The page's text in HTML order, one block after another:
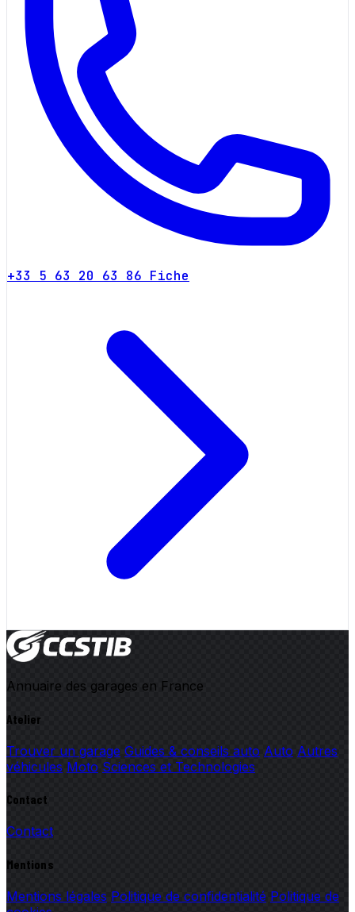
+33 5 63 20 63 86 Fiche
Annuaire des garages en France
Atelier
Trouver un garage Guides & conseils auto Auto Autres
véhicules Moto Sciences et Technologies
Contact
Contact
Mentions
Mentions légales Politique de confidentialité Politique de